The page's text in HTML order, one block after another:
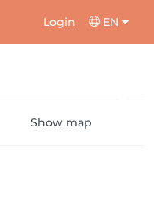
Login EN
Show map